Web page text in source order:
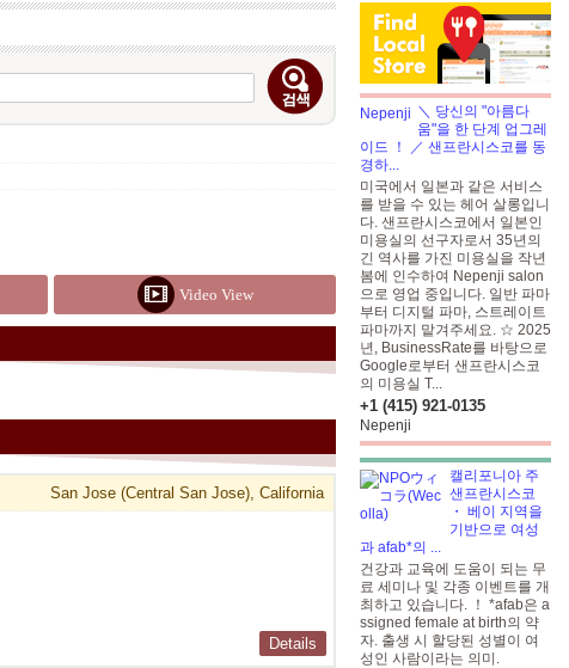
Video View
San Jose (Central San Jose), California
Details
＼ 당신의 "아름다
움"을 한 단계 업그레
이드 ！ ／ 샌프란시스코를 동
경하...
미국에서 일본과 같은 서비스
를 받을 수 있는 헤어 살롱입니
다. 샌프란시스코에서 일본인
미용실의 선구자로서 35년의
긴 역사를 가진 미용실을 작년
봄에 인수하여 Nepenji salon
으로 영업 중입니다. 일반 파마
부터 디지털 파마, 스트레이트
파마까지 맡겨주세요. ☆ 2025
년, BusinessRate를 바탕으로
Google로부터 샌프란시스코
의 미용실 T...
+1 (415) 921-0135
Nepenji
캘리포니아 주
샌프란시스코
・ 베이 지역을
기반으로 여성
과 afab*의 ...
건강과 교육에 도움이 되는 무
료 세미나 및 각종 이벤트를 개
최하고 있습니다. ！ *afab은 a
ssigned female at birth의 약
자. 출생 시 할당된 성별이 여
성인 사람이라는 의미.